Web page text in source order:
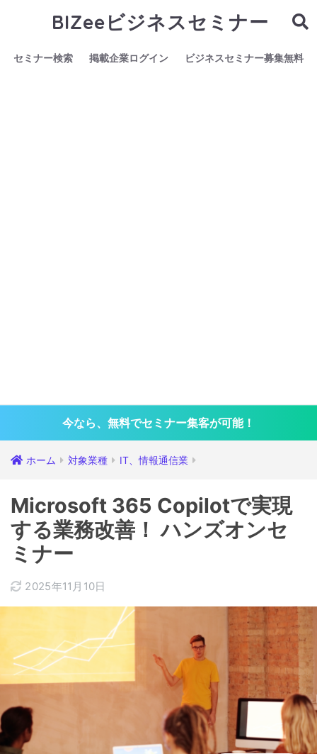
BIZeeビジネスセミナー
セミナー検索 掲載企業ログイン ビジネスセミナー募集無料
今なら、無料でセミナー集客が可能！
ホーム 対象業種 IT、情報通信業
Microsoft 365 Copilotで実現
する業務改善！ ハンズオンセ
ミナー
2025年11月10日